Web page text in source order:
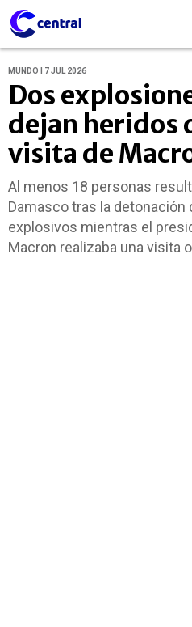
MUNDO | 7 JUL 2026
Dos
dejan heridos
visita de
Al menos 18 personas
Damasco tras la
explosivos mientras el
Macron realizaba una visita